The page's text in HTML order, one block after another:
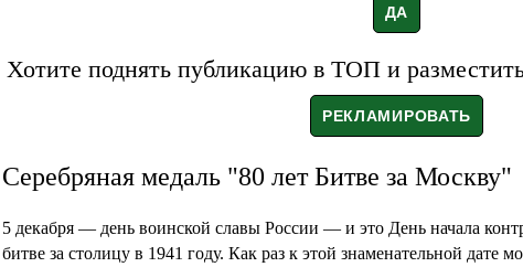
Хотите поднять публикацию в ТОП и
Серебряная медаль "80 лет Битве за Москву"
5 декабря — день воинской славы России — и это День начала
битве за столицу в 1941 году. Как раз к этой знаменательной дате